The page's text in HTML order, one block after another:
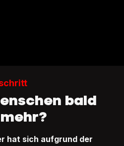
bald
hat sich aufgrund der